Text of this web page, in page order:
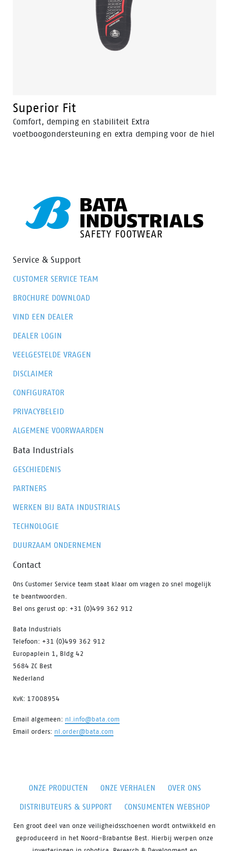
Superior Fit
Comfort, demping en stabiliteit Extra
voetboogondersteuning en extra demping voor de hiel
Service & Support
CUSTOMER SERVICE TEAM
BROCHURE DOWNLOAD
VIND EEN DEALER
DEALER LOGIN
VEELGESTELDE VRAGEN
DISCLAIMER
CONFIGURATOR
PRIVACYBELEID
ALGEMENE VOORWAARDEN
Bata Industrials
GESCHIEDENIS
PARTNERS
WERKEN BIJ BATA INDUSTRIALS
TECHNOLOGIE
DUURZAAM ONDERNEMEN
Contact
Ons Customer Service team staat klaar om vragen zo snel mogelijk
te beantwoorden.
Bel ons gerust op: +31 (0)499 362 912
Bata Industrials
Telefoon: +31 (0)499 362 912
Europaplein 1, Bldg 42
5684 ZC Best
Nederland
KvK: 17008954
Email algemeen: nl.info@bata.com
Email orders: nl.order@bata.com
ONZE PRODUCTEN ONZE VERHALEN
OVER ONS
DISTRIBUTEURS & SUPPORT
CONSUMENTEN WEBSHOP
Een groot deel van onze veiligheidsschoenen wordt ontwikkeld en
geproduceerd in het Noord-Brabantse Best. Hierbij werpen onze